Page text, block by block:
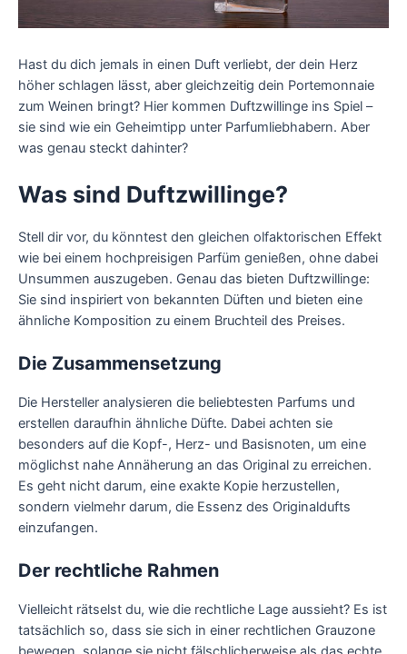
Hast du dich jemals in einen Duft verliebt, der dein Herz
höher schlagen lässt, aber gleichzeitig dein Portemonnaie
zum Weinen bringt? Hier kommen Duftzwillinge ins Spiel –
sie sind wie ein Geheimtipp unter Parfumliebhabern. Aber
was genau steckt dahinter?
Was sind Duftzwillinge?
Stell dir vor, du könntest den gleichen olfaktorischen Effekt
wie bei einem hochpreisigen Parfüm genießen, ohne dabei
Unsummen auszugeben. Genau das bieten Duftzwillinge:
Sie sind inspiriert von bekannten Düften und bieten eine
ähnliche Komposition zu einem Bruchteil des Preises.
Die Zusammensetzung
Die Hersteller analysieren die beliebtesten Parfums und
erstellen daraufhin ähnliche Düfte. Dabei achten sie
besonders auf die Kopf-, Herz- und Basisnoten, um eine
möglichst nahe Annäherung an das Original zu erreichen.
Es geht nicht darum, eine exakte Kopie herzustellen,
sondern vielmehr darum, die Essenz des Originaldufts
einzufangen.
Der rechtliche Rahmen
Vielleicht rätselst du, wie die rechtliche Lage aussieht? Es ist
tatsächlich so, dass sie sich in einer rechtlichen Grauzone